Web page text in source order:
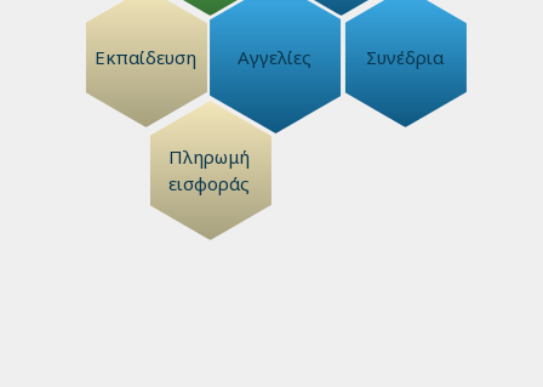
Εκπαίδευση Αγγελίες Συνέδρια
Πληρωμή
εισφοράς